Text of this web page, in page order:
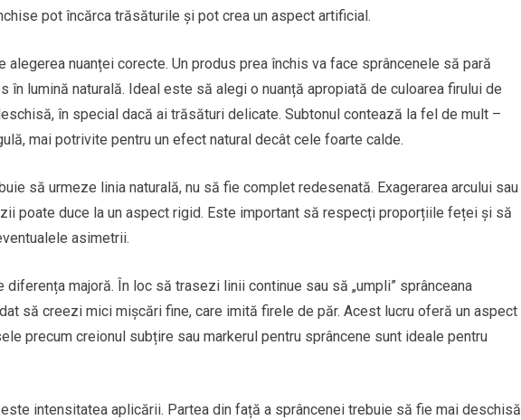
pot încărca trăsăturile și pot crea un aspect artificial.
alegerea nuanței corecte. Un produs prea închis va face sprâncenele să pară
în lumină naturală. Ideal este să alegi o nuanță apropiată de culoarea firului de
în special dacă ai trăsături delicate. Subtonul contează la fel de mult –
mai potrivite pentru un efect natural decât cele foarte calde.
să urmeze linia naturală, nu să fie complet redesenată. Exagerarea arcului sau
poate duce la un aspect rigid. Este important să respecți proporțiile feței și să
asimetrii.
diferența majoră. În loc să trasezi linii continue sau să „umpli” sprânceana
să creezi mici mișcări fine, care imită firele de păr. Acest lucru oferă un aspect
precum creionul subțire sau markerul pentru sprâncene sunt ideale pentru
intensitatea aplicării. Partea din față a sprâncenei trebuie să fie mai deschisă